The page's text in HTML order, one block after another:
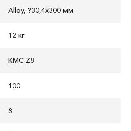
Alloy, ?30,4x300 мм
12 кг
KMC Z8
100
8